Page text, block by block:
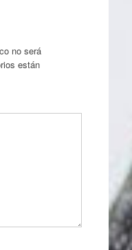
no será
están